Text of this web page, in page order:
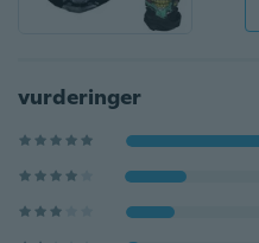
vurderinger